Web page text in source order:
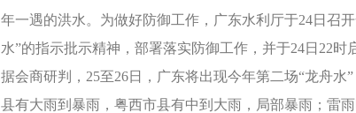
年一遇的洪水。为做好防御工作，广东水利厅于24日召
水”的指示批示精神，部署落实防御工作，并于24日22时
据会商研判，25至26日，广东将出现今年第二场“龙舟
县有大雨到暴雨，粤西市县有中到大雨，局部暴雨；雷